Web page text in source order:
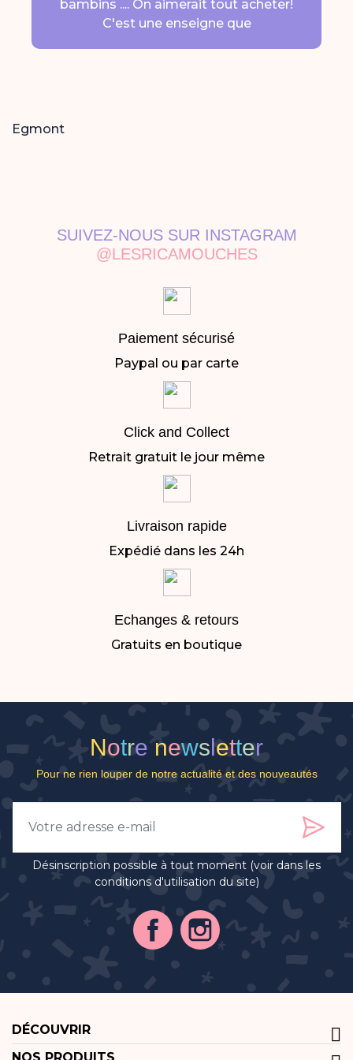
bambins .... On aimerait tout acheter!
C'est une enseigne que
Egmont
SUIVEZ-NOUS SUR INSTAGRAM
@LESRICAMOUCHES
Paiement sécurisé
Paypal ou par carte
Click and Collect
Retrait gratuit le jour même
Livraison rapide
Expédié dans les 24h
Echanges & retours
Gratuits en boutique
Notre newsletter
Pour ne rien louper de notre actualité et des nouveautés
Désinscription possible à tout moment (voir dans les
conditions d'utilisation du site)
DÉCOUVRIR